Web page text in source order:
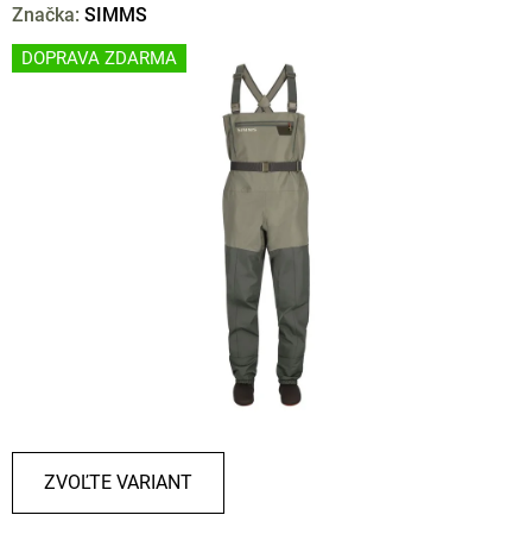
ZVOĽTE VARIANT
hodnotenie
produktu
je
Značka: SIMMS
DOPRAVA ZDARMA